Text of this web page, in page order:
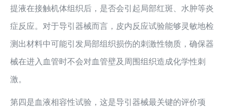
提液在接触机体组织后，是否会引起局部红斑、水肿等炎
症反应。对于导引器械而言，皮内反应试验能够灵敏地检
测出材料中可能引发局部组织损伤的刺激性物质，确保器
械在进入血管时不会对血管壁及周围组织造成化学性刺
激。
第四是血液相容性试验，这是导引器械最关键的评价项